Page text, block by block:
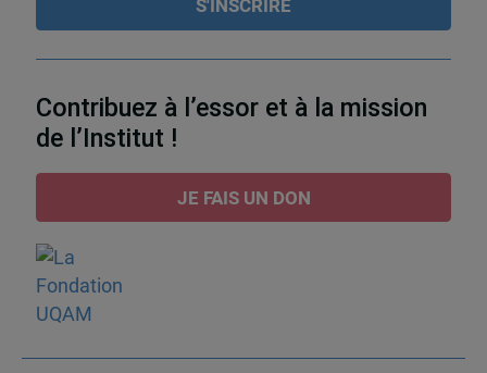
Contribuez à l’essor et à la mission
de l’Institut !
JE FAIS UN DON